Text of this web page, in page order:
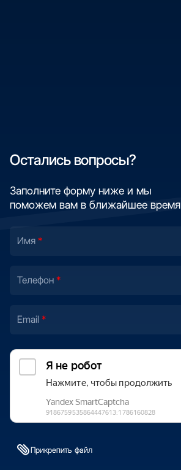
Остались вопросы?
Заполните форму ниже и мы
поможем вам в ближайшее время
Имя
Телефон
Email
Прикрепить файл